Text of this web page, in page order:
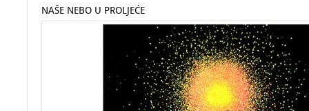
NAŠE NEBO U PROLJEĆE